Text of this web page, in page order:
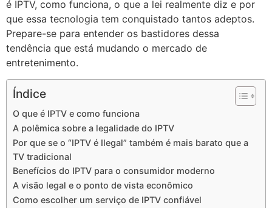
é IPTV, como funciona, o que a lei realmente diz e por
que essa tecnologia tem conquistado tantos adeptos.
Prepare-se para entender os bastidores dessa
tendência que está mudando o mercado de
entretenimento.
Índice
O que é IPTV e como funciona
A polêmica sobre a legalidade do IPTV
Por que se o “IPTV é Ilegal” também é mais barato que a
TV tradicional
Benefícios do IPTV para o consumidor moderno
A visão legal e o ponto de vista econômico
Como escolher um serviço de IPTV confiável